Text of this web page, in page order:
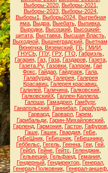
Выборы-2020, Выборы-2021
Выборы-2023, Выборы-2024,
Выборы1
Выборы2024, Выгребная
яма Выдра Выебать Выпивка
Выродки Высоцкий Высоцкий-
цитата, Выставка, Высшая Власть,
Выходной, Вышнеградский, Вьетнам
Вюнючка Вяземский ГБ ГМИИ
ГНУСЬ, ГПУ, ГРУ, ГТО Габриэль,
Гагарин, Газ, Газа, Газдаров, Газета,
Газета.Ру, Газовки Газпром
Гай
Фокс
Гайдар Гайдпарк Гала
Галабурда, Галерея, Галерея
Красавиц Галерея красавиц
Галилей Галичина Галковский
ГалковскийХ Галлен-Каллела
Галоши Гамадрил Гамбург,
Ганапольский, Ганнибал, Гарабурда,
Гарвард Гарварл Гарем
Гарибальди, Гарин-Михайловский,
Гарленд, Гармония, Гастон, Гафуров,
Гаше, Гашек, Гвардия, ГеБе,
ГеБеШник ГеБешник ГеБешники
Геббельс
Гегель Геенна Геи Гей
Гейбл Гейне Гейтс Геленджик
Гельвеций, Гельфанд, Гемания,
Гендерный Гендиректор Генерал
Генерал-Полковник, Генерал-аншеф,